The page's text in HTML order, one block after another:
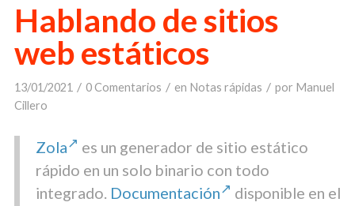
Hablando de sitios
web estáticos
13/01/2021 / 0 Comentarios / en Notas rápidas / por Manuel
Cillero
Zola
es un generador de sitio estático
rápido en un solo binario con todo
integrado. Documentación
disponible en el